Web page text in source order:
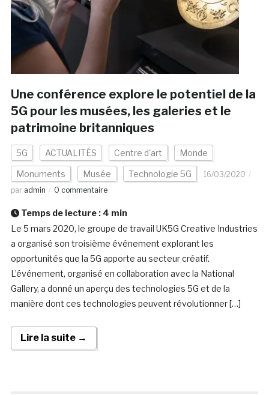
Une conférence explore le potentiel de la
5G pour les musées, les galeries et le
patrimoine britanniques
5G ACTUALITÉS Centre d'art Monde
Monuments Musée Technologie 5G
16/03/2020
par admin 0 commentaire
Temps de lecture : 4 min
Le 5 mars 2020, le groupe de travail UK5G Creative Industries
a organisé son troisième événement explorant les
opportunités que la 5G apporte au secteur créatif.
L’événement, organisé en collaboration avec la National
Gallery, a donné un aperçu des technologies 5G et de la
manière dont ces technologies peuvent révolutionner […]
Lire la suite →